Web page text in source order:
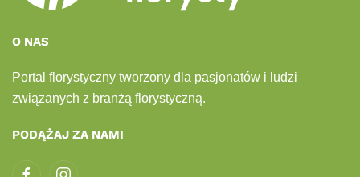
O NAS
Portal florystyczny tworzony dla pasjonatów i ludzi
związanych z branżą florystyczną.
PODĄŻAJ ZA NAMI